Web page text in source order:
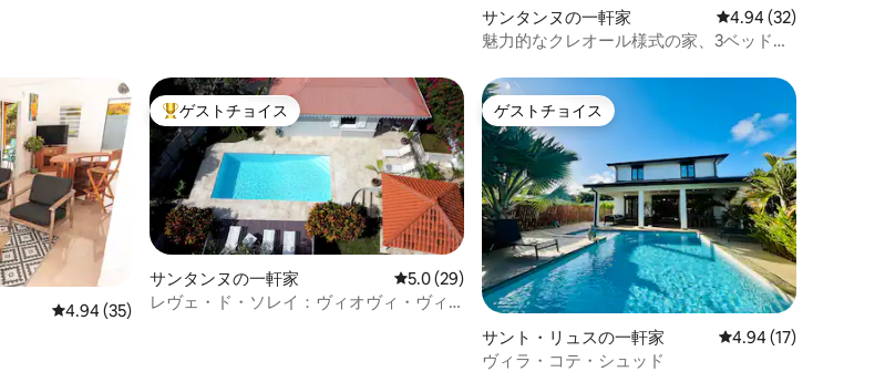
サンタンヌの一軒家 レビュー32件、5つ星
4.94 (32)
魅力的なクレオール様式の家、3ベッドル
レビュー35件、5つ星中4.94つ星の平均評価
4.94 (35)
大好評のゲストチョイスです。
ゲストチョイス
サンタンヌの一軒家 レビュー29件、5つ星中5.0つ星の平均評価
5.0 (29)
レヴェ・ド・ソレイ：ヴィオヴィ・ヴィ
ゲストチョイス
ゲストチョイス
サント・リュスの一軒家 レビュー17件、5つ
4.94 (17)
ヴィラ・コテ・シュッド